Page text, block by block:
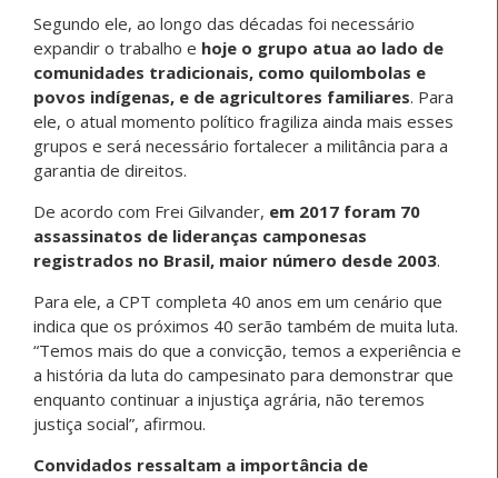
Segundo ele, ao longo das décadas foi necessário
expandir o trabalho e hoje o grupo atua ao lado de
comunidades tradicionais, como quilombolas e
povos indígenas, e de agricultores familiares. Para
ele, o atual momento político fragiliza ainda mais esses
grupos e será necessário fortalecer a militância para a
garantia de direitos.
De acordo com Frei Gilvander, em 2017 foram 70
assassinatos de lideranças camponesas
registrados no Brasil, maior número desde 2003.
Para ele, a CPT completa 40 anos em um cenário que
indica que os próximos 40 serão também de muita luta.
“Temos mais do que a convicção, temos a experiência e
a história da luta do campesinato para demonstrar que
enquanto continuar a injustiça agrária, não teremos
justiça social”, afirmou.
Convidados ressaltam a importância de